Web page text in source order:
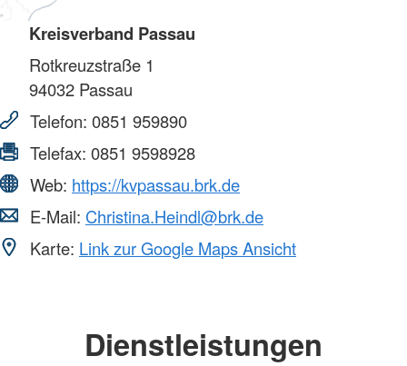
Kreisverband Passau
Rotkreuzstraße 1
94032 Passau
Telefon: 0851 959890
Telefax: 0851 9598928
Web: https://kvpassau.brk.de
E-Mail: Christina.Heindl@brk.de
Karte: Link zur Google Maps Ansicht
Dienstleistungen